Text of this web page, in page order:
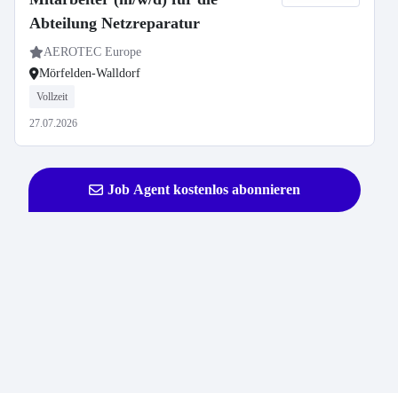
Abteilung Netzreparatur
AEROTEC Europe
Mörfelden-Walldorf
Vollzeit
27.07.2026
Job Agent kostenlos abonnieren